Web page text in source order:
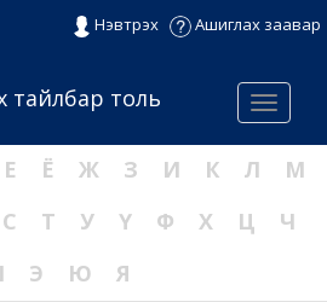
Нэвтрэх Ашиглах заавар
Menu
тайлбар толь
Е Ё Ж З И К Л
М
С Т У Ү Ф Х Ц
Ч
Э Ю Я